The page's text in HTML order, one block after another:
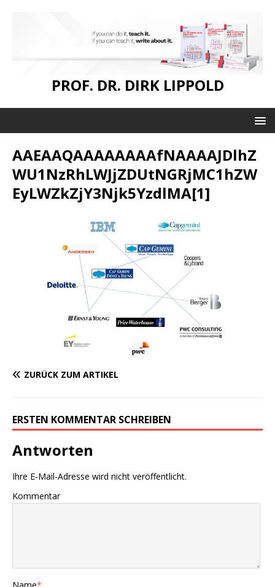
PROF. DR. DIRK LIPPOLD
AAEAAQAAAAAAAAfNAAAAJDlhZ
WU1NzRhLWJjZDUtNGRjMC1hZW
EyLWZkZjY3Njk5YzdlMA[1]
ZURÜCK ZUM ARTIKEL
ERSTEN KOMMENTAR SCHREIBEN
Antworten
Ihre E-Mail-Adresse wird nicht veröffentlicht.
Kommentar